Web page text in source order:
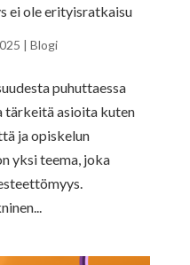
ei ole erityisratkaisu
| Blogi
puhuttaessa
tärkeitä asioita kuten
ja opiskelun
yksi teema, joka